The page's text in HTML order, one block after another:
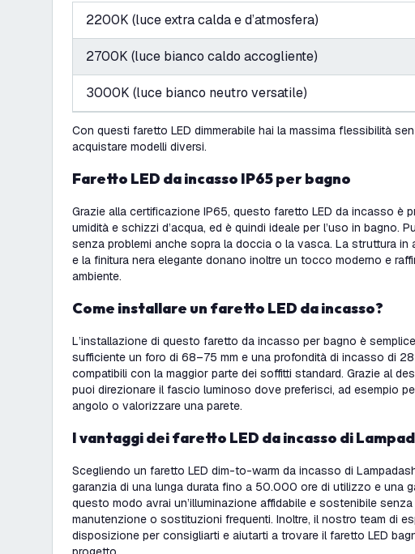
2200K (luce extra calda e d’atmosfera)
2700K (luce bianco caldo accogliente)
3000K (luce bianco neutro versatile)
Con questi faretto LED dimmerabile hai la massima flessibilità
acquistare modelli diversi.
Faretto LED da incasso IP65 per bagno
Grazie alla certificazione IP65, questo faretto LED da incasso è
umidità e schizzi d’acqua, ed è quindi ideale per l’uso in bagno.
senza problemi anche sopra la doccia o la vasca. La struttura in
e la finitura nera elegante donano inoltre un tocco moderno e
ambiente.
Come installare un faretto LED da incasso?
L’installazione di questo faretto da incasso per bagno è
sufficiente un foro di 68–75 mm e una profondità di incasso di 28
compatibili con la maggior parte dei soffitti standard. Grazie al
puoi direzionare il fascio luminoso dove preferisci, ad esempio
angolo o valorizzare una parete.
I vantaggi dei faretto LED da incasso di
Scegliendo un faretto LED dim-to-warm da incasso di
garanzia di una lunga durata fino a 50.000 ore di utilizzo e una
questo modo avrai un’illuminazione affidabile e sostenibile
manutenzione o sostituzioni frequenti. Inoltre, il nostro team di
disposizione per consigliarti e aiutarti a trovare il faretto LED